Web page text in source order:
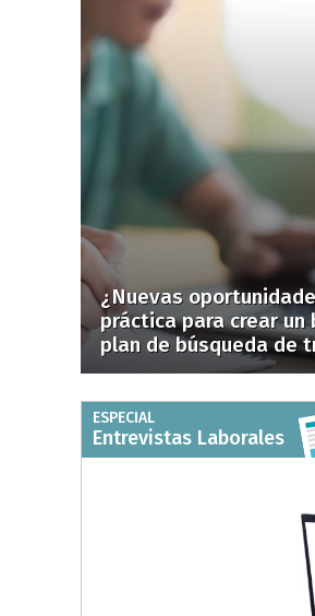
¿Nuevas
práctica para crear un
plan de búsqueda de
ESPECIAL
Entrevistas Laborales